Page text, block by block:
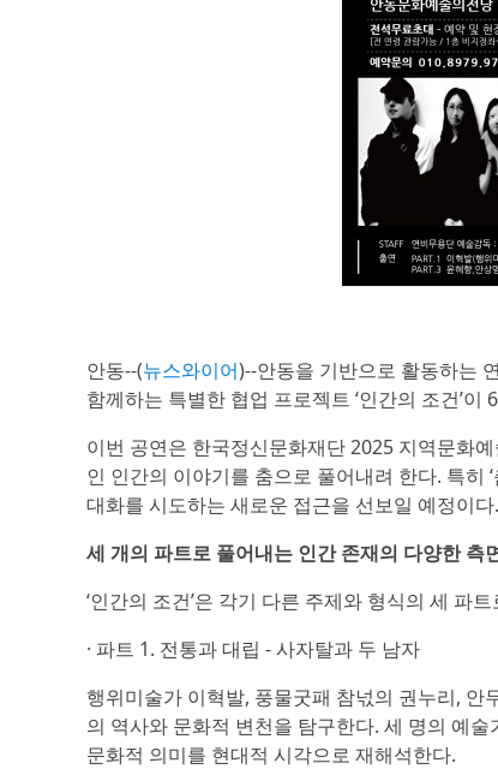
안동--(뉴스와이어)--안동을 기반으로 활동하는
함께하는 특별한 협업 프로젝트 ‘인간의 조건’
이번 공연은 한국정신문화재단 2025 지역문화
인 인간의 이야기를 춤으로 풀어내려 한다. 특히
대화를 시도하는 새로운 접근을 선보일 예정이다.
세 개의 파트로 풀어내는 인간 존재의 다양한 측
‘인간의 조건’은 각기 다른 주제와 형식의 세 파
· 파트 1. 전통과 대립 - 사자탈과 두 남자
행위미술가 이혁발, 풍물굿패 참넋의 권누리,
의 역사와 문화적 변천을 탐구한다. 세 명의 예
문화적 의미를 현대적 시각으로 재해석한다.